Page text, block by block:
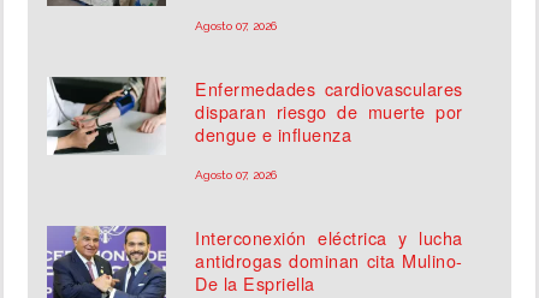
Agosto 07, 2026
Enfermedades cardiovasculares
disparan riesgo de muerte por
dengue e influenza
Agosto 07, 2026
Interconexión eléctrica y lucha
antidrogas dominan cita Mulino-
De la Espriella